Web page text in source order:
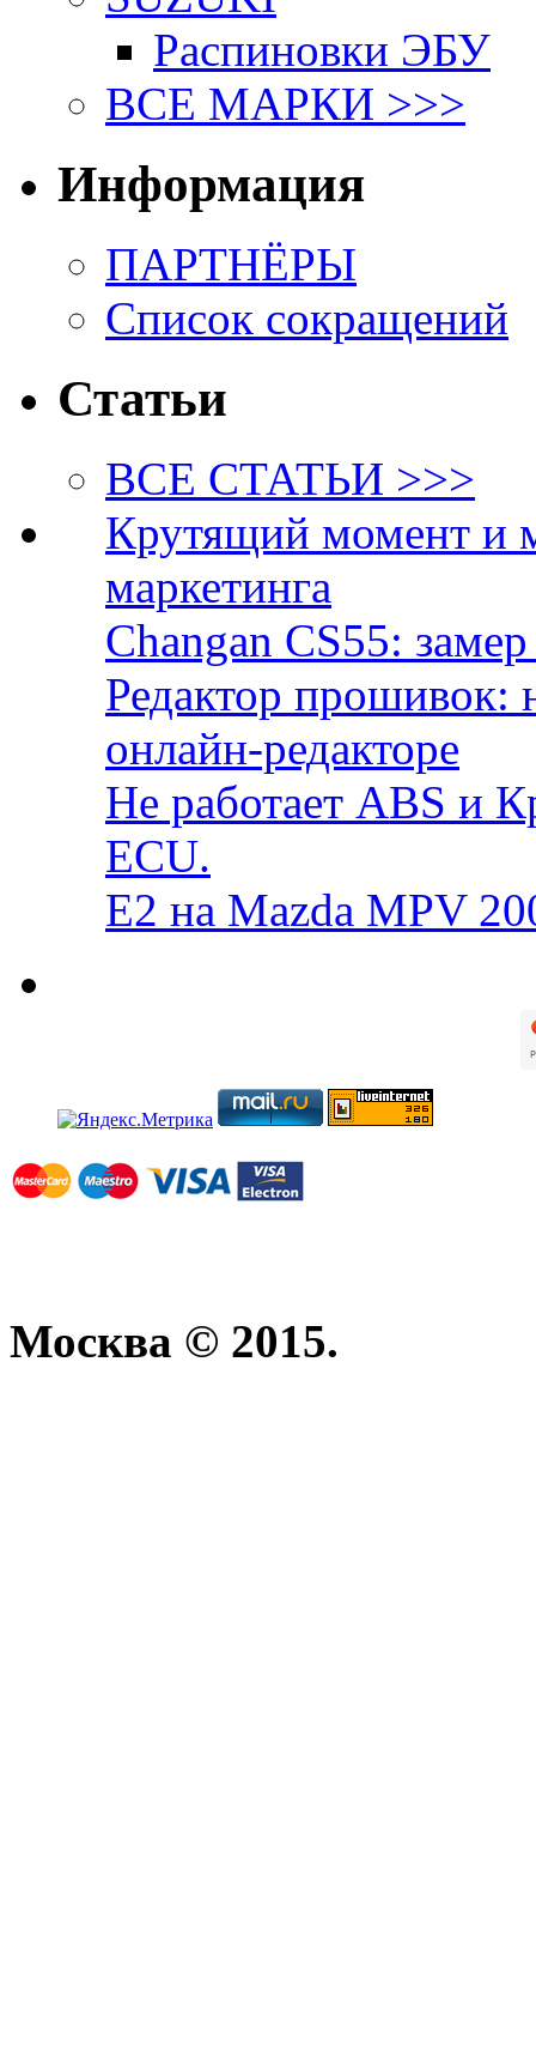
Распиновки ЭБУ
ВСЕ МАРКИ >>>
Информация
ПАРТНЁРЫ
Список сокращений
Статьи
ВСЕ СТАТЬИ >>>
Крутящий момент и
маркетинга
Changan CS55:
Редактор прошивок:
онлайн-редакторе
Не работает ABS и
ECU.
E2 на Mazda MPV
Москва © 2015.